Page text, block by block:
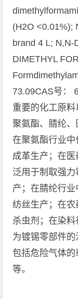
(H2O <0.01%);
brand 4 L; N,N-
DIMETHYL
73.09CAS号：
重要的化工原
聚氨酯、腈纶、
在聚氨酯行业
成革生产；在
泛用于制取强
产；在腈纶行
纺丝生产；在
杀虫剂；在染
为镀锡零部件
包括危险气体
等。